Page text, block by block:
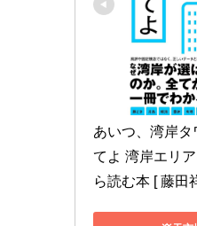
あいつ、湾岸タ
てよ 湾岸エリ
ら読む本 [ 藤田